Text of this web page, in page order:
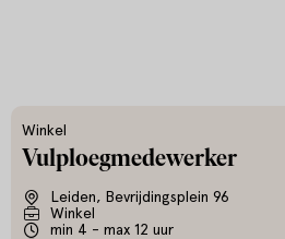
Winkel
Vulploegmedewerker
Leiden, Bevrijdingsplein 96
Winkel
min 4 - max 12 uur